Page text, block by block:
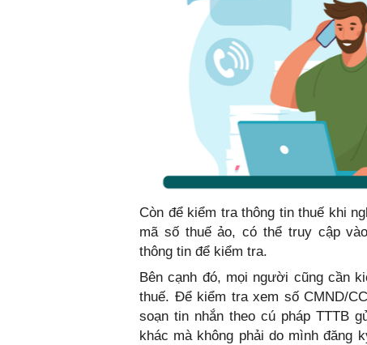
Còn để kiểm tra thông tin thuế khi
mã số thuế ảo, có thể truy cập
thông tin để kiểm tra.
Bên cạnh đó, mọi người cũng cần
thuế. Để kiểm tra xem số CMND/
soạn tin nhắn theo cú pháp TTTB
khác mà không phải do mình đăng